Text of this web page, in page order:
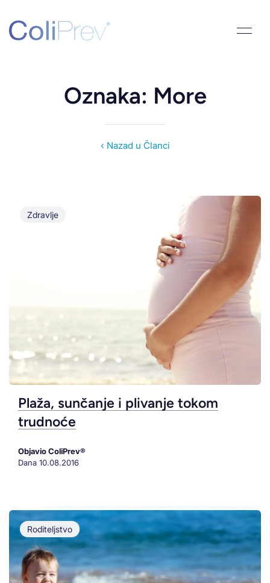
Oznaka: More
‹ Nazad u Članci
Zdravlje
Plaža, sunčanje i plivanje tokom
trudnoće
Objavio ColiPrev®
Dana 10.08.2016
Roditeljstvo